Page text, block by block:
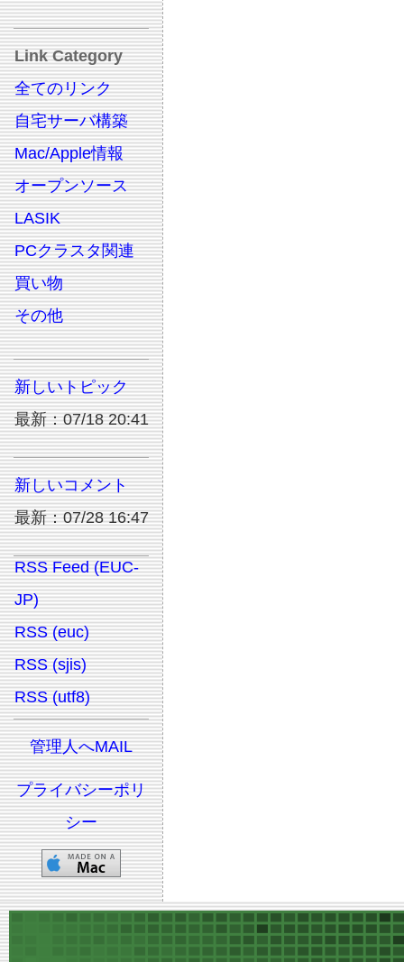
Link Category
全てのリンク
自宅サーバ構築
Mac/Apple情報
オープンソース
LASIK
PCクラスタ関連
買い物
その他
新しいトピック
最新：07/18 20:41
新しいコメント
最新：07/28 16:47
RSS Feed (EUC-
JP)
RSS (euc)
RSS (sjis)
RSS (utf8)
管理人へMAIL
プライバシーポリ
シー